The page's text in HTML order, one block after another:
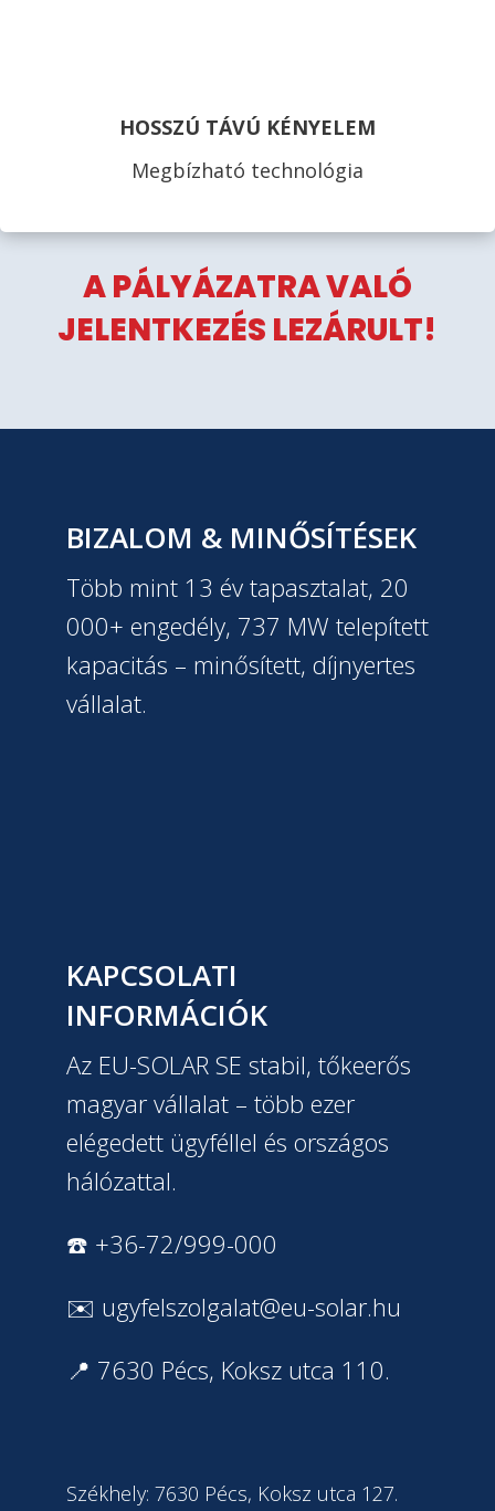
HOSSZÚ TÁVÚ KÉNYELEM
Megbízható technológia
A PÁLYÁZATRA VALÓ
JELENTKEZÉS LEZÁRULT!
BIZALOM & MINŐSÍTÉSEK
Több mint 13 év tapasztalat, 20
000+ engedély, 737 MW telepített
kapacitás – minősített, díjnyertes
vállalat.
KAPCSOLATI
INFORMÁCIÓK
Az EU-SOLAR SE stabil, tőkeerős
magyar vállalat – több ezer
elégedett ügyféllel és országos
hálózattal.
☎️ +36-72/999-000
✉️ ugyfelszolgalat@eu-solar.hu
📍 7630 Pécs, Koksz utca 110.
Székhely: 7630 Pécs, Koksz utca 127.